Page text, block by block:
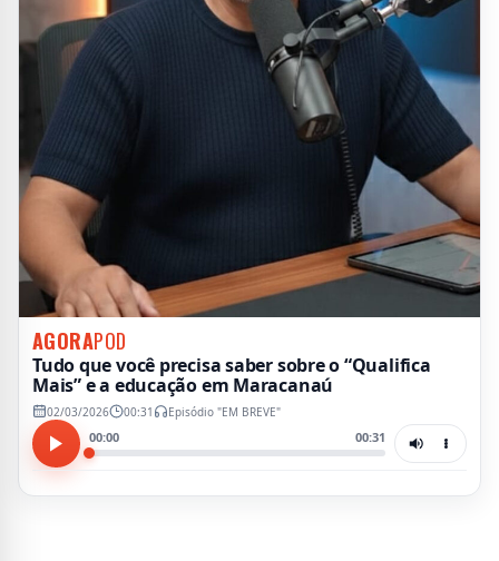
AGORAPOD
Tudo que você precisa saber sobre o “Qualifica
Mais” e a educação em Maracanaú
02/03/2026 00:31 Episódio "EM BREVE"
00:00 00:31